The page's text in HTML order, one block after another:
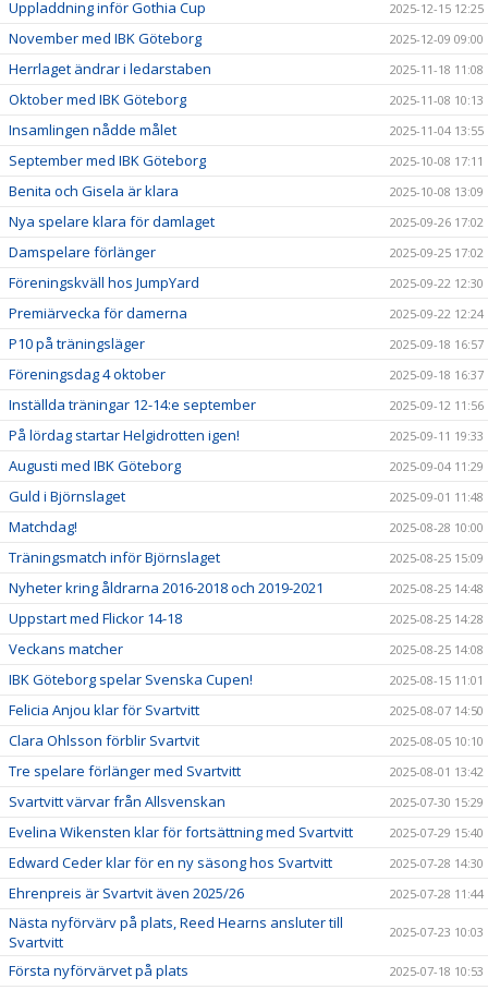
Uppladdning inför Gothia Cup 2025-12-15 12:25
November med IBK Göteborg 2025-12-09 09:00
Herrlaget ändrar i ledarstaben 2025-11-18 11:08
Oktober med IBK Göteborg 2025-11-08 10:13
Insamlingen nådde målet 2025-11-04 13:55
September med IBK Göteborg 2025-10-08 17:11
Benita och Gisela är klara 2025-10-08 13:09
Nya spelare klara för damlaget 2025-09-26 17:02
Damspelare förlänger 2025-09-25 17:02
Föreningskväll hos JumpYard 2025-09-22 12:30
Premiärvecka för damerna 2025-09-22 12:24
P10 på träningsläger 2025-09-18 16:57
Föreningsdag 4 oktober 2025-09-18 16:37
Inställda träningar 12-14:e september 2025-09-12 11:56
På lördag startar Helgidrotten igen! 2025-09-11 19:33
Augusti med IBK Göteborg 2025-09-04 11:29
Guld i Björnslaget 2025-09-01 11:48
Matchdag! 2025-08-28 10:00
Träningsmatch inför Björnslaget 2025-08-25 15:09
Nyheter kring åldrarna 2016-2018 och 2019-2021 2025-08-25 14:48
Uppstart med Flickor 14-18 2025-08-25 14:28
Veckans matcher 2025-08-25 14:08
IBK Göteborg spelar Svenska Cupen! 2025-08-15 11:01
Felicia Anjou klar för Svartvitt 2025-08-07 14:50
Clara Ohlsson förblir Svartvit 2025-08-05 10:10
Tre spelare förlänger med Svartvitt 2025-08-01 13:42
Svartvitt värvar från Allsvenskan 2025-07-30 15:29
Evelina Wikensten klar för fortsättning med Svartvitt 2025-07-29 15:40
Edward Ceder klar för en ny säsong hos Svartvitt 2025-07-28 14:30
Ehrenpreis är Svartvit även 2025/26 2025-07-28 11:44
Nästa nyförvärv på plats, Reed Hearns ansluter till
Svartvitt
2025-07-23 10:03
Första nyförvärvet på plats 2025-07-18 10:53